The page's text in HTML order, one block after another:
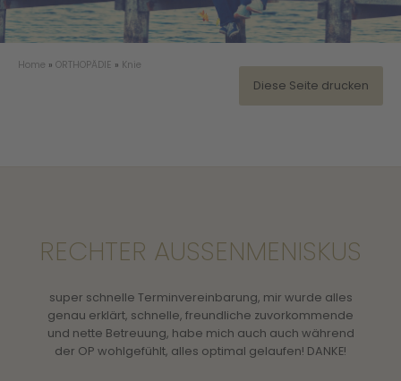
Diese Seite drucken
Home » ORTHOPÄDIE » Knie
RECHTER AUSSENMENISKUS
super schnelle Terminvereinbarung, mir wurde alles
genau erklärt, schnelle, freundliche zuvorkommende
und nette Betreuung, habe mich auch auch während
der OP wohlgefühlt, alles optimal gelaufen! DANKE!